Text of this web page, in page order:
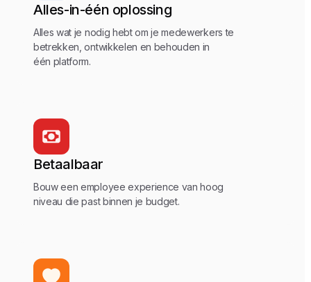
Alles-in-één oplossing
Alles wat je nodig hebt om je medewerkers te
betrekken, ontwikkelen en behouden in
één platform.
Betaalbaar
Bouw een employee experience van hoog
niveau die past binnen je budget.